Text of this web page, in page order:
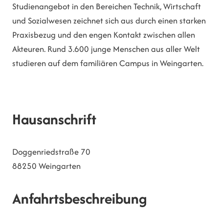
Studienangebot in den Bereichen Technik, Wirtschaft
und Sozialwesen zeichnet sich aus durch einen starken
Praxisbezug und den engen Kontakt zwischen allen
Akteuren. Rund 3.600 junge Menschen aus aller Welt
studieren auf dem familiären Campus in Weingarten.
Hausanschrift
Doggenriedstraße 70
88250 Weingarten
Anfahrtsbeschreibung